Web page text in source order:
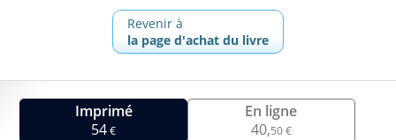
Revenir à
la page d'achat du livre
Imprimé
54€
En ligne
40,50 €